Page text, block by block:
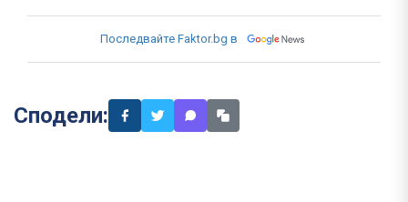
Последвайте Faktor.bg в
Сподели: